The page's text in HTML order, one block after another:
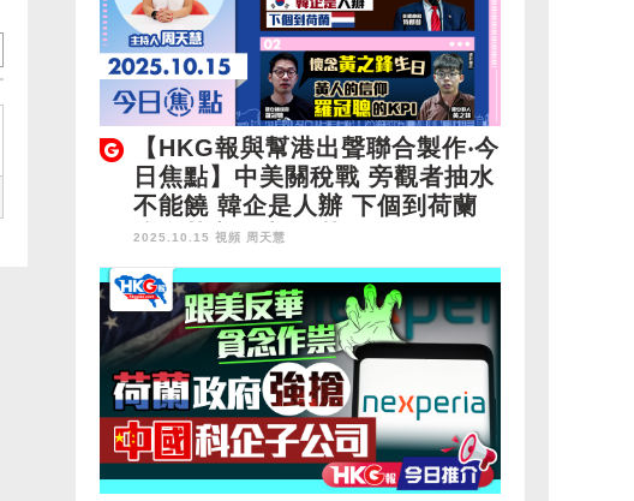
【HKG報與幫港出聲聯合製作‧今
日焦點】中美關稅戰 旁觀者抽水
不能饒 韓企是人辦 下個到荷蘭
懷念黃之鋒生日 黃人的信仰 羅
冠聰的KPI
2025.10.15 視頻 周天慧